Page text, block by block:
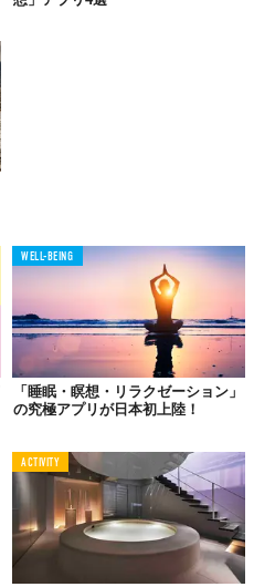
WELL-BEING
「睡眠・瞑想・リラクゼーション」
の究極アプリが日本初上陸！
ACTIVITY